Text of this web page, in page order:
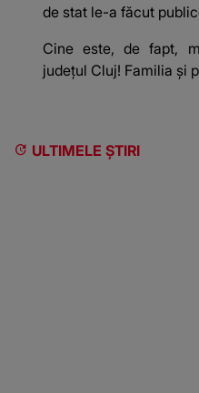
de stat le-a făcut
Cine este, de fapt,
județul Cluj! Familia și
ULTIMELE ȘTIRI